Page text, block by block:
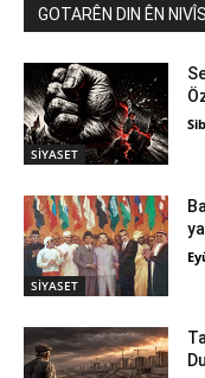
GOTARÊN DIN ÊN
SİYASET
SİYASET